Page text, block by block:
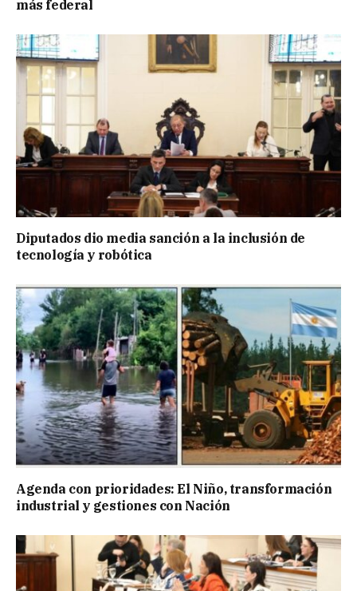
más federal
Diputados dio media sanción a la inclusión de
tecnología y robótica
Agenda con prioridades: El Niño, transformación
industrial y gestiones con Nación